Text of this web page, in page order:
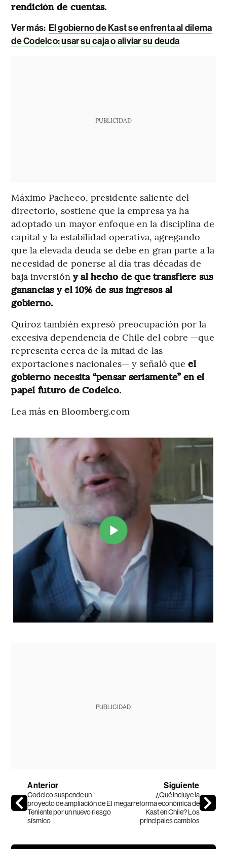
rendición de cuentas.
Ver más: El gobierno de Kast se enfrenta al dilema
de Codelco: usar su caja o aliviar su deuda
PUBLICIDAD
Máximo Pacheco, presidente saliente del
directorio, sostiene que la empresa ya ha
adoptado un mayor enfoque en la disciplina de
capital y la estabilidad operativa, agregando
que la elevada deuda se debe en gran parte a la
necesidad de ponerse al día tras décadas de
baja inversión y al hecho de que transfiere sus
ganancias y el 10% de sus ingresos al
gobierno.
Quiroz también expresó preocupación por la
excesiva dependencia de Chile del cobre —que
representa cerca de la mitad de las
exportaciones nacionales— y señaló queel
gobierno necesita “pensar seriamente” en el
papel futuro de Codelco.
Lea más en Bloomberg.com
PUBLICIDAD
Anterior
Codelco suspende un
proyecto de ampliación de El
Teniente por un nuevo riesgo
sísmico
Siguiente
¿Qué incluye la
megarreforma económica de
Kast en Chile? Los
principales cambios